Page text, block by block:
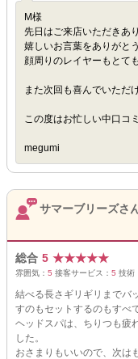
M様
先日はご来店いただきあ
嬉しいお言葉をありがと
顔周りのレイヤーもとて
また次回も喜んでいただ
この度はお忙しい中口コ
megumi
サマーブリーズさ
総合 5 ★★★★★
雰囲気： 5 接客サービス： 5 技術
結べる長さギリギリまでバ
すのもセットするのもすべ
ヘッドスパは、ちりつも疲
した。
おさまりもいいので、次は